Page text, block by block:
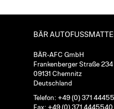
BÄR
BÄR-AFC GmbH
Frankenberger Straße 234
09131 Chemnitz
Deutschland
Telefon: +49 (0) 371
Fax: +49 (0) 371 4445540